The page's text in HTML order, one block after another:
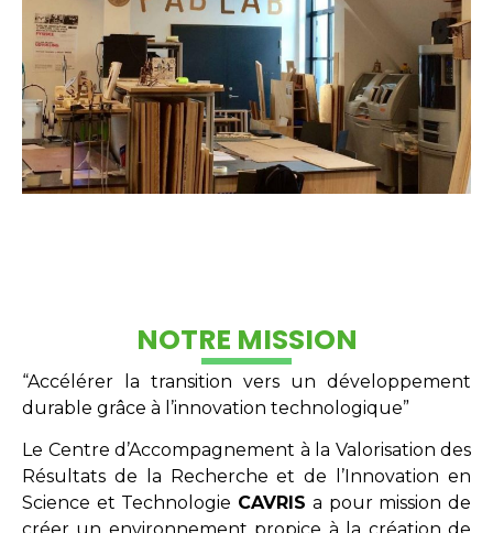
NOTRE MISSION
“Accélérer la transition vers un développement
durable grâce à l’innovation technologique”
Le Centre d’Accompagnement à la Valorisation des
Résultats de la Recherche et de l’Innovation en
Science et Technologie CAVRIS a pour mission de